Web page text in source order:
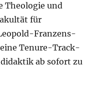
Theologie und
für
Franzens-
Tenure-Track-
ab sofort zu